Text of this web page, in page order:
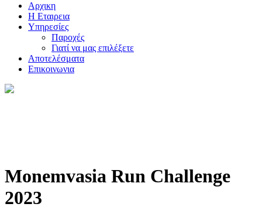
Αρχικη
Η Εταιρεια
Υπηρεσίες
Παροχές
Γιατί να μας επιλέξετε
Αποτελέσματα
Επικοινωνια
Monemvasia Run Challenge
2023